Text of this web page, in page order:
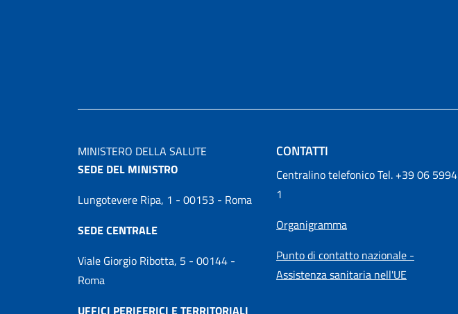
MINISTERO DELLA SALUTE
SEDE DEL MINISTRO
Lungotevere Ripa, 1 - 00153 - Roma
SEDE CENTRALE
Viale Giorgio Ribotta, 5 - 00144 -
Roma
UFFICI PERIFERICI E TERRITORIALI
CONTATTI
Centralino telefonico Tel. +39 06 5994
1
Organigramma
Punto di contatto nazionale -
Assistenza sanitaria nell'UE